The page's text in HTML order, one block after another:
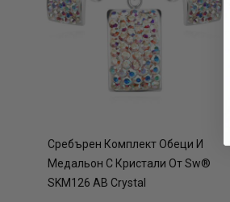
Сребърен Комплект Обеци И
Медальон С Кристали От Sw®
SKM126 AB Crystal